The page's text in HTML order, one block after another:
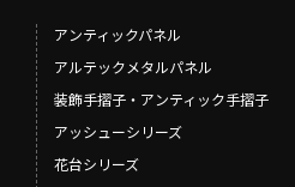
アンティックパネル
アルテックメタルパネル
装飾手摺子・アンティック手摺子
アッシューシリーズ
花台シリーズ